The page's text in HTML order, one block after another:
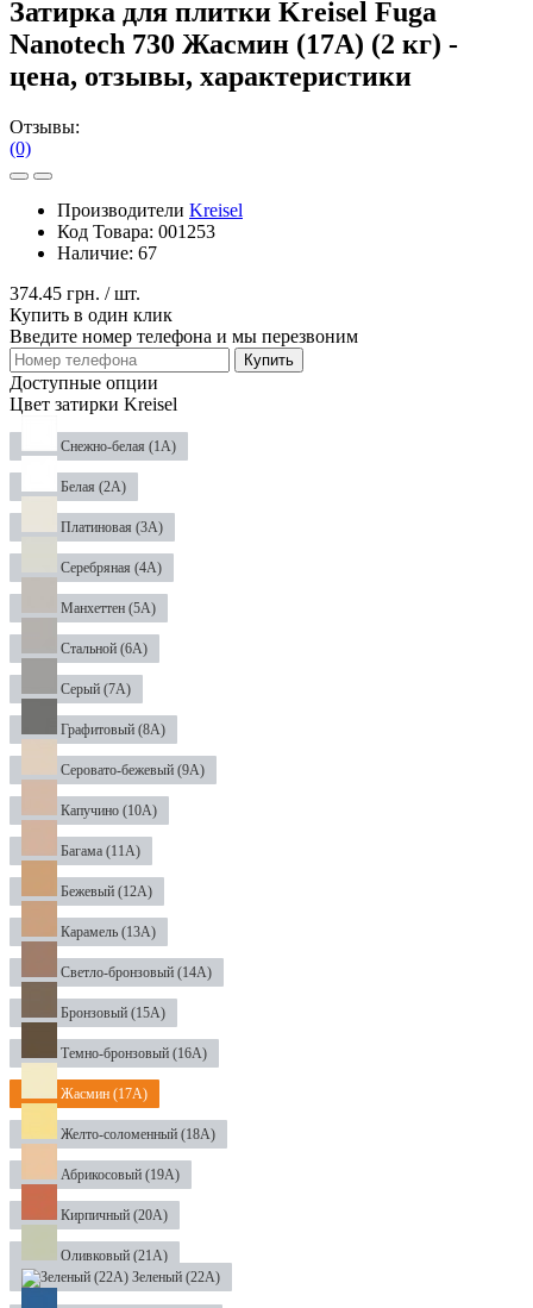
Затирка для плитки Kreisel Fuga
Nanotech 730 Жасмин (17А) (2 кг) -
цена, отзывы, характеристики
Отзывы:
(0)
Производители Kreisel
Код Товара: 001253
Наличие: 67
374.45 грн. / шт.
Купить в один клик
Введите номер телефона и мы перезвоним
Купить
Доступные опции
Цвет затирки Kreisel
Снежно-белая (1А)
Белая (2А)
Платиновая (3А)
Серебряная (4А)
Манхеттен (5А)
Стальной (6А)
Серый (7А)
Графитовый (8А)
Серовато-бежевый (9А)
Капучино (10А)
Багама (11А)
Бежевый (12А)
Карамель (13А)
Светло-бронзовый (14А)
Бронзовый (15А)
Темно-бронзовый (16А)
Жасмин (17А)
Желто-соломенный (18А)
Абрикосовый (19А)
Кирпичный (20А)
Оливковый (21А)
Зеленый (22А)